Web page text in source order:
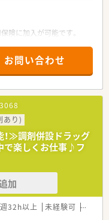
険に加入が可能です。
しゃいます。増員募集で
お問い合わせ
あり)
！≫調剤併設ドラッグ
で楽しくお仕事♪フ
加
週32h以上 未経験可 ブラン